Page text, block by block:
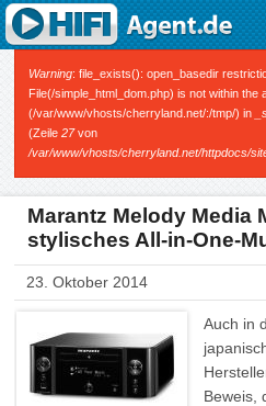
Direkt zum Inhalt
Gutscheine
Audio
Mobile
Fehlermeldung
Warning: file_exists(): open_basedir
File(/simple_html_dom.php) is not within the
(/var/www/vhosts/cherryland.net/:/tmp/) in
(Zeile27von
/var/www/vhosts/cherryland.net/httpdocs/
Marantz Melody Media
stylisches All-in-One-
23. Oktober 2014
Auch in
Beweis,